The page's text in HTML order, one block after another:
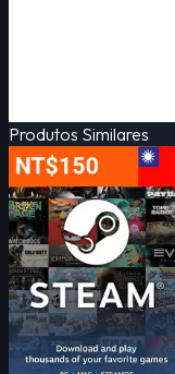
Produtos Similares